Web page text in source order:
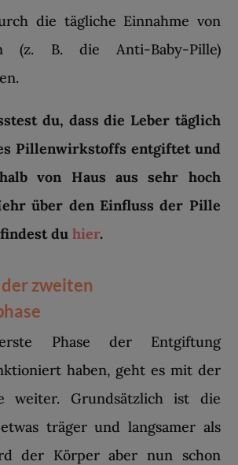
die tägliche Einnahme von
(z. B. die Anti-Baby-Pille)
du, dass die Leber täglich
Pillenwirkstoffs entgiftet und
von Haus aus sehr hoch
über den Einfluss der Pille
duhier.
zweiten
Phase der Entgiftung
haben, geht es mit der
weiter. Grundsätzlich ist die
träger und langsamer als
der Körper aber nun schon